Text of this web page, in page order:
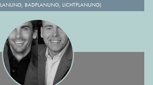
BADPLANUNG, LICHTPLANUNG)